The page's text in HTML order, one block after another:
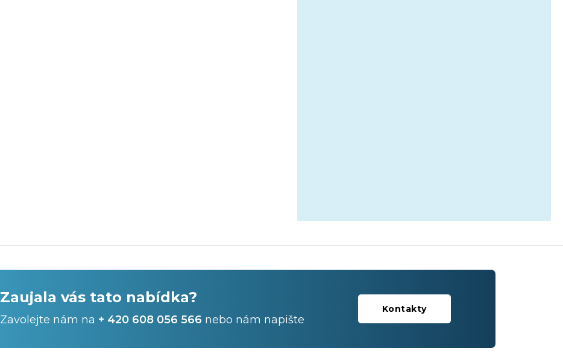
Zaujala vás tato nabídka?
Zavolejte nám na + 420 608 056 566 nebo nám napište
Kontakty